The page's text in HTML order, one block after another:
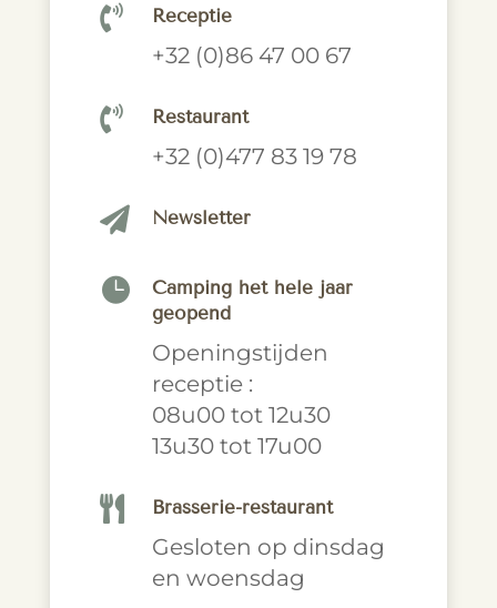
 Receptie
+32 (0)86 47 00 67
 Restaurant
+32 (0)477 83 19 78
 Newsletter

Camping het hele jaar
geopend
Openingstijden
receptie :
08u00 tot 12u30
13u30 tot 17u00
 Brasserie-restaurant
Gesloten op dinsdag
en woensdag